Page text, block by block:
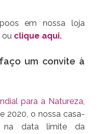
em nossa loja
ou clique aqui.
um convite à
para a Natureza,
2020, o nossa casa-
na data limite da